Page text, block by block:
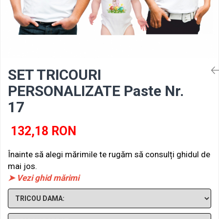
SET TRICOURI
PERSONALIZATE Paste Nr.
17
132,18 RON
Înainte să alegi mărimile te rugăm să consulți ghidul de
mai jos.
➤ Vezi ghid mărimi